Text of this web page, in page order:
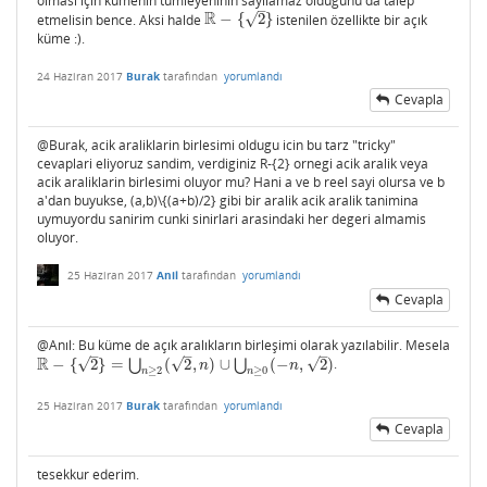
etmelisin bence. Aksi halde R − { 2
–
√ }
R− {2
istenilen özellikte bir açık
küme :).
24 Haziran 2017 Burak tarafından yorumlandı
Cevapla
@Burak, acik araliklarin birlesimi oldugu icin bu tarz "tricky"
cevaplari eliyoruz sandim, verdiginiz R-{2} ornegi acik aralik veya
acik araliklarin birlesimi oluyor mu? Hani a ve b reel sayi olursa ve b
a'dan buyukse, (a,b)\{(a+b)/2} gibi bir aralik acik aralik tanimina
uymuyordu sanirim cunki sinirlari arasindaki her degeri almamis
oluyor.
25 Haziran 2017 Anil tarafından yorumlandı
Cevapla
@Anıl: Bu küme de açık aralıkların birleşimi olarak yazılabilir. Mesela
R − { 2
–
√ } = ⋃n≥2 ( 2
–
√ , n) ∪ ⋃n≥0 (−n, 2
–
√ )
R− {2 =⋃n≥2 (2 n )∪⋃n≥0(−n,2) .
25 Haziran 2017 Burak tarafından yorumlandı
Cevapla
tesekkur ederim.